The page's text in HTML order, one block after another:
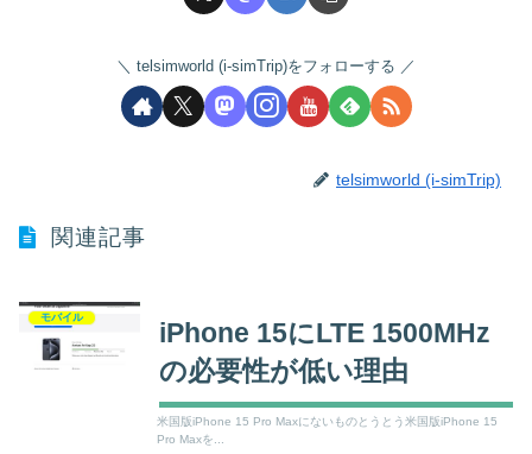
telsimworld (i-simTrip)をフォローする
telsimworld (i-simTrip)
関連記事
モバイル
iPhone 15にLTE 1500MHz
の必要性が低い理由
米国版iPhone 15 Pro Maxにないものとうとう米国版iPhone 15
Pro Maxを...